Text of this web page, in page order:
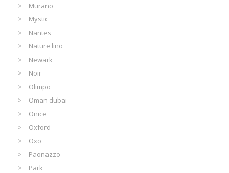
Murano
Mystic
Nantes
Nature lino
Newark
Noir
Olimpo
Oman dubai
Onice
Oxford
Oxo
Paonazzo
Park